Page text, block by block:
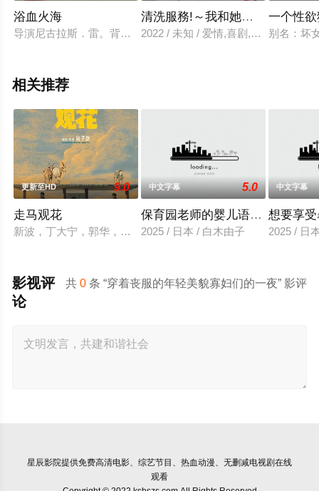
浴血火海
导演尼古拉斯．雷。背景在1942年二次大战时，美国与日本在
清洗服務!～我和她在女子浴池!
2022 / 未知 / 爱情,喜剧,理论
一个性
别名：坏
相关推荐
更新至HD 9.0
走马观花
新波，丁大宁，郭华，程一木他们毕业于同一所大学。他们和
中文字幕 5.0
保育园老师的婴儿语让人超兴奋
2025 / 日本 / 白木由子
中文字幕
想要享
2025 / 日
共0 条 “穿着丧服的年轻美貌寡妇们的一夜” 影评
影视评
论
星辰影院提供免费高清电影、综艺节目、热血动漫、无删减电视剧在线
观看